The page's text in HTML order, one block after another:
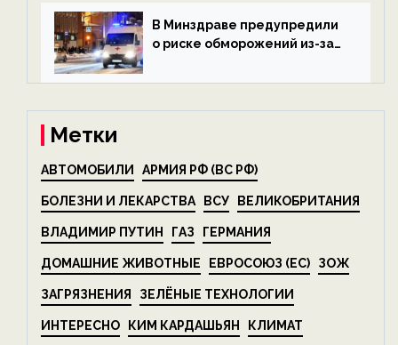
экологии на ECOportal
В Минздраве предупредили
о риске обморожений из-за
на ECOportal
Метки
АВТОМОБИЛИ АРМИЯ РФ (ВС РФ)
БОЛЕЗНИ И ЛЕКАРСТВА ВСУ ВЕЛИКОБРИТАНИЯ
ВЛАДИМИР ПУТИН ГАЗ ГЕРМАНИЯ
ДОМАШНИЕ ЖИВОТНЫЕ ЕВРОСОЮЗ (ЕС) ЗОЖ
ЗАГРЯЗНЕНИЯ ЗЕЛЁНЫЕ ТЕХНОЛОГИИ
ИНТЕРЕСНО КИМ КАРДАШЬЯН КЛИМАТ